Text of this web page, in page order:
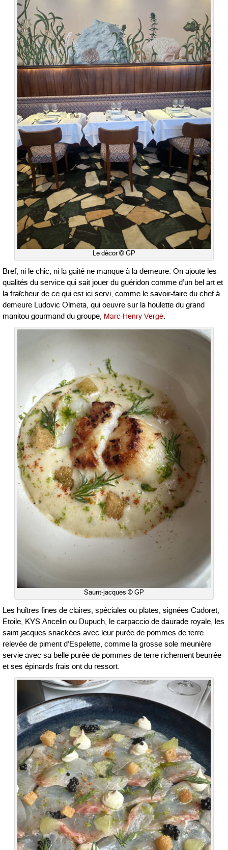
Le décor © GP
Bref, ni le chic, ni la gaité ne manque à la demeure. On ajoute les
qualités du service qui sait jouer du guéridon comme d’un bel art et
la fraîcheur de ce qui est ici servi, comme le savoir-faire du chef à
demeure Ludovic Olmeta, qui oeuvre sur la houlette du grand
manitou gourmand du groupe, Marc-Henry Vergé.
Saunt-jacques © GP
Les huîtres fines de claires, spéciales ou plates, signées Cadoret,
Etoile, KYS Ancelin ou Dupuch, le carpaccio de daurade royale, les
saint jacques snackées avec leur purée de pommes de terre
relevée de piment d’Espelette, comme la grosse sole meunière
servie avec sa belle purée de pommes de terre richement beurrée
et ses épinards frais ont du ressort.